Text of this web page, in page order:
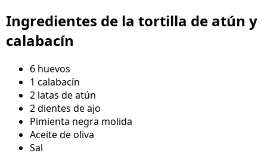
Ingredientes de la tortilla de atún y
calabacín
6 huevos
1 calabacín
2 latas de atún
2 dientes de ajo
Pimienta negra molida
Aceite de oliva
Sal